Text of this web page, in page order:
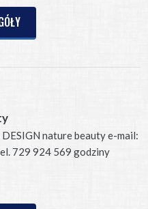
nature beauty e-mail:
729 924 569 godziny